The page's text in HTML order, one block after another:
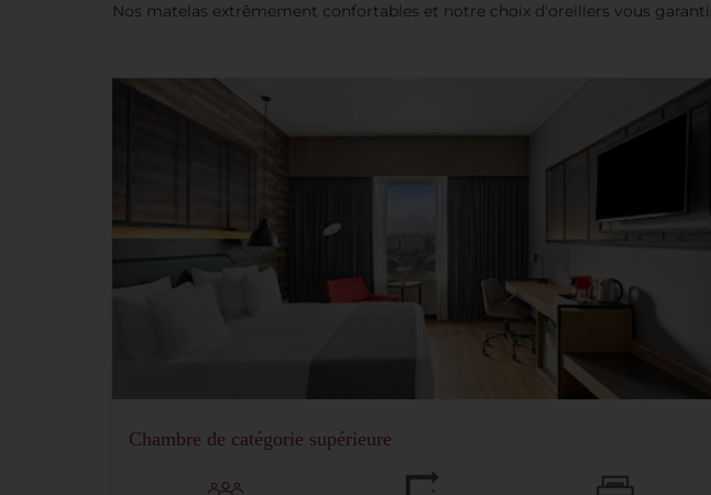
Nos matelas extrêmement confortables et notre choix d'oreillers vous
Chambre de catégorie supérieure